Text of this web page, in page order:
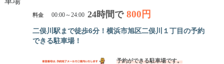
料金 00:00～24:00 24時間で 800円
二俣川駅まで徒歩6分！横浜市旭区二俣川１丁目の予約
できる駐車場！
予約ができる駐車場です。